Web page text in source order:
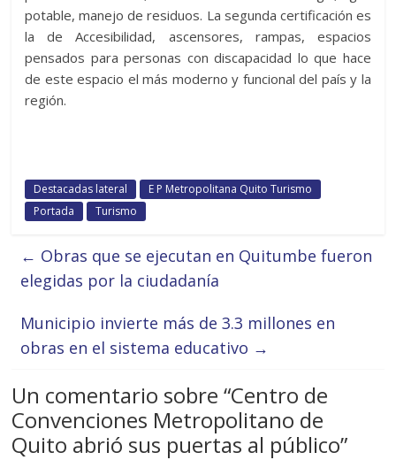
potable, manejo de residuos. La segunda certificación es
la de Accesibilidad, ascensores, rampas, espacios
pensados para personas con discapacidad lo que hace
de este espacio el más moderno y funcional del país y la
región.
Destacadas lateral
E P Metropolitana Quito Turismo
Portada
Turismo
← Obras que se ejecutan en Quitumbe fueron
elegidas por la ciudadanía
Municipio invierte más de 3.3 millones en
obras en el sistema educativo →
Un comentario sobre “Centro de
Convenciones Metropolitano de
Quito abrió sus puertas al público”